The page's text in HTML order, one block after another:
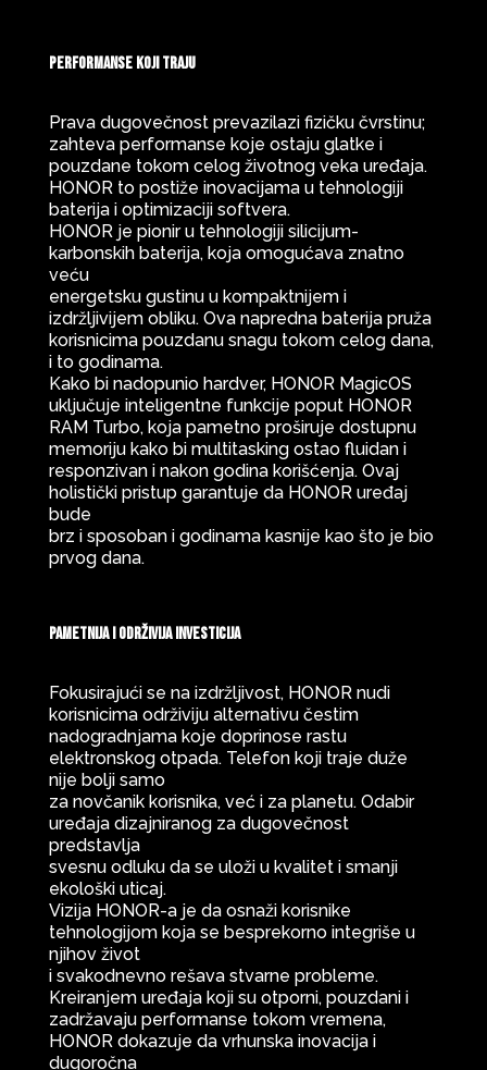
Performanse koji traju
Prava dugovečnost prevazilazi fizičku čvrstinu;
zahteva performanse koje ostaju glatke i
pouzdane tokom celog životnog veka uređaja.
HONOR to postiže inovacijama u tehnologiji
baterija i optimizaciji softvera.
HONOR je pionir u tehnologiji silicijum-
karbonskih baterija, koja omogućava znatno
veću
energetsku gustinu u kompaktnijem i
izdržljivijem obliku. Ova napredna baterija pruža
korisnicima pouzdanu snagu tokom celog dana,
i to godinama.
Kako bi nadopunio hardver, HONOR MagicOS
uključuje inteligentne funkcije poput HONOR
RAM Turbo, koja pametno proširuje dostupnu
memoriju kako bi multitasking ostao fluidan i
responzivan i nakon godina korišćenja. Ovaj
holistički pristup garantuje da HONOR uređaj
bude
brz i sposoban i godinama kasnije kao što je bio
prvog dana.
Pametnija i održivija investicija
Fokusirajući se na izdržljivost, HONOR nudi
korisnicima održiviju alternativu čestim
nadogradnjama koje doprinose rastu
elektronskog otpada. Telefon koji traje duže
nije bolji samo
za novčanik korisnika, već i za planetu. Odabir
uređaja dizajniranog za dugovečnost
predstavlja
svesnu odluku da se uloži u kvalitet i smanji
ekološki uticaj.
Vizija HONOR-a je da osnaži korisnike
tehnologijom koja se besprekorno integriše u
njihov život
i svakodnevno rešava stvarne probleme.
Kreiranjem uređaja koji su otporni, pouzdani i
zadržavaju performanse tokom vremena,
HONOR dokazuje da vrhunska inovacija i
dugoročna